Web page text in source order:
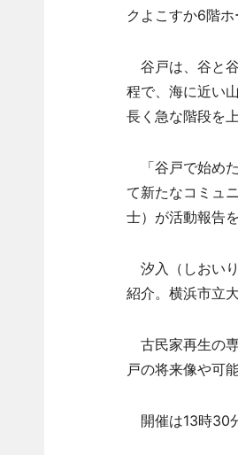
クよこすか6階
谷戸は、谷と
程で、海に近い
長く急な階段を
「谷戸で始め
て新たなコミュ
士）が活動報告を
汐入（しおい
紹介。横浜市立
古民家再生の
戸の将来像や可
開催は13時30